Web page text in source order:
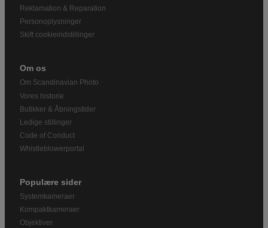
Reklamation & Reparation
Personoplysninger
Skift cookieindstillinger
Om os
Om Scandinavian Photo
Vores historie
Butikker & Åbningstider
Ledige stillinger
Code of Conduct
Whistleblowerportal
Populære sider
Systemkameraer
Kompaktkameraer
Objektiver